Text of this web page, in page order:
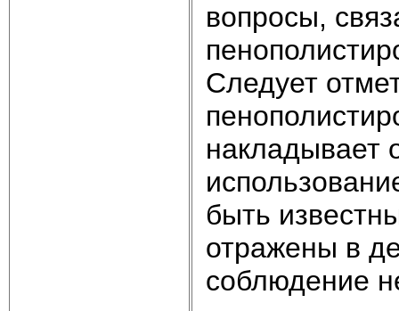
вопросы,
Следует
накладывает
быть
отражены в
соблюдение